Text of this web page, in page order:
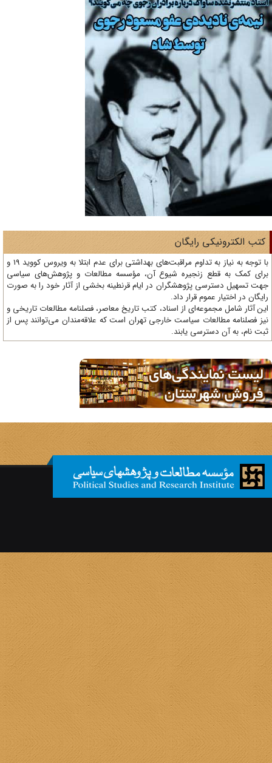
الکترونیکی رایگان
با توجه به نیاز به تداوم مراقبت‌های بهداشتی برای عدم ابتلا به ویروس کووید 19 و
کمک به قطع زنجیره شیوع آن، مؤسسه مطالعات و پژوهش‌های سیاسی
تسهیل دسترسی پژوهشگران در ایام قرنطینه بخشی از آثار خود را به صورت
در اختیار عموم قرار داد.
آثار شامل مجموعه‌ای از اسناد، کتب تاریخ معاصر، فصلنامه‌ مطالعات تاریخی و
فصلنامه مطالعات سیاست خارجی تهران است که علاقه‌مندان می‌توانند پس از
نام، به آن دسترسی یابند.